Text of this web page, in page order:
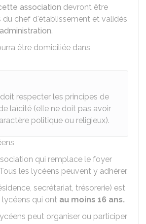
association devront être
du chef d'établissement et validés
.
être domiciliée dans
respecter les principes de
laïcité (elle ne doit pas avoir
politique ou religieux).
qui remplace le foyer
les lycéens peuvent y adhérer.
secrétariat, trésorerie) est
lycéens qui ont au moins 16 ans.
peut organiser ou participer